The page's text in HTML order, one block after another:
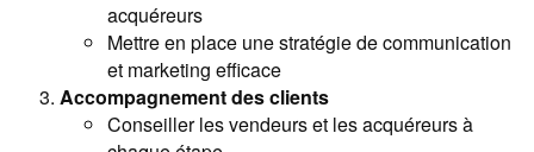
acquéreurs
Mettre en place une stratégie de communication
et marketing efficace
Accompagnement des clients
Conseiller les vendeurs et les acquéreurs à